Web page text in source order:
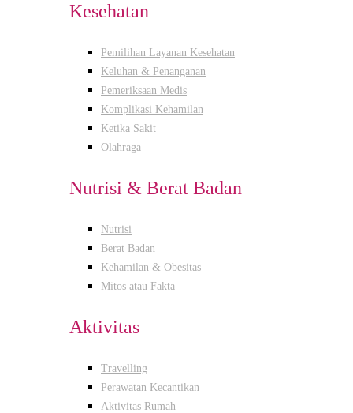
Kesehatan
Pemilihan Layanan Kesehatan
Keluhan & Penanganan
Pemeriksaan Medis
Komplikasi Kehamilan
Ketika Sakit
Olahraga
Nutrisi & Berat Badan
Nutrisi
Berat Badan
Kehamilan & Obesitas
Mitos atau Fakta
Aktivitas
Travelling
Perawatan Kecantikan
Aktivitas Rumah